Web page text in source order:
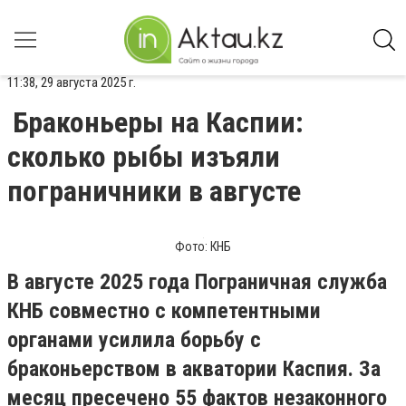
11:38, 29 августа 2025 г.
Браконьеры на Каспии:
сколько рыбы изъяли
пограничники в августе
Фото: КНБ
В августе 2025 года Пограничная служба
КНБ совместно с компетентными
органами усилила борьбу с
браконьерством в акватории Каспия. За
месяц пресечено 55 фактов незаконного